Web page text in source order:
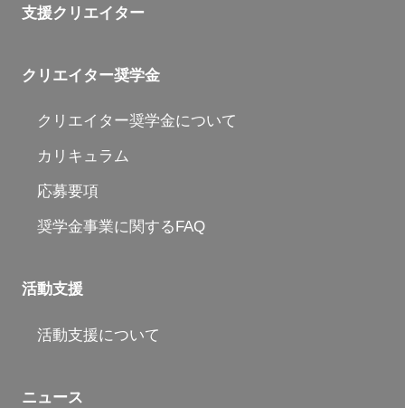
支援クリエイター
クリエイター奨学金
クリエイター奨学金について
カリキュラム
応募要項
奨学金事業に関するFAQ
活動支援
活動支援について
ニュース